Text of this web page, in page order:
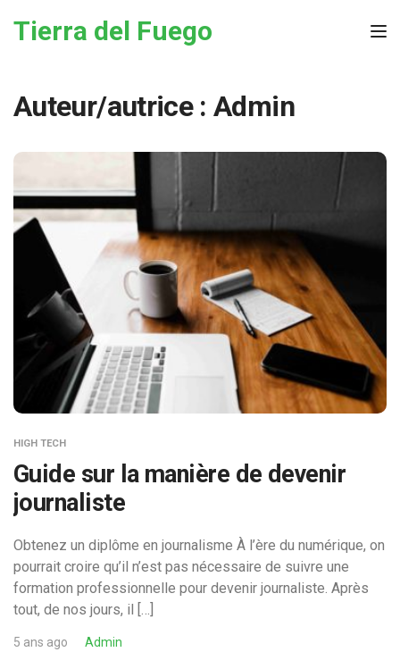
Tierra del Fuego
Auteur/autrice :Admin
HIGH TECH
Guide sur la manière de devenir
journaliste
Obtenez un diplôme en journalisme À l’ère du numérique, on
pourrait croire qu’il n’est pas nécessaire de suivre une
formation professionnelle pour devenir journaliste. Après
tout, de nos jours, il […]
5 ans ago Admin